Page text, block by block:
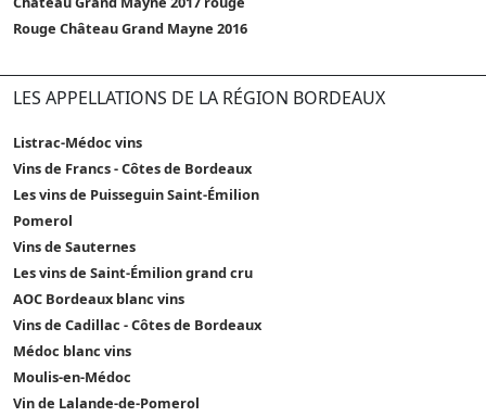
Rouge Château Grand Mayne 2016
LES APPELLATIONS DE LA RÉGION BORDEAUX
Listrac-Médoc vins
Vins de Francs - Côtes de Bordeaux
Les vins de Puisseguin Saint-Émilion
Pomerol
Vins de Sauternes
Les vins de Saint-Émilion grand cru
AOC Bordeaux blanc vins
Vins de Cadillac - Côtes de Bordeaux
Médoc blanc vins
Moulis-en-Médoc
Vin de Lalande-de-Pomerol